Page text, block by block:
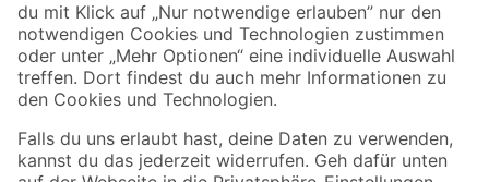
Jetzt die toom-App herunterladen
Alle Preisangaben in EUR inkl. gesetzl. MwSt.. Die dargestellten Angebote sind unter